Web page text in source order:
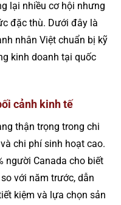
lại nhiều cơ hội nhưng
đặc thù. Dưới đây là
nhân Việt chuẩn bị kỹ
kinh doanh tại quốc
cảnh kinh tế
thận trọng trong chi
chi phí sinh hoạt cao.
người Canada cho biết
với năm trước, dẫn
kiệm và lựa chọn sản